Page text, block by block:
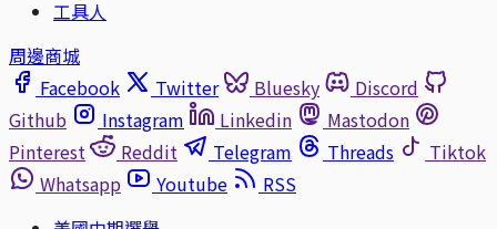
工具人
周邊商城
Facebook
Twitter Bluesky
Discord
Github
Instagram Linkedin
Mastodon
Pinterest
Reddit Telegram Threads
Tiktok
Whatsapp
Youtube
RSS